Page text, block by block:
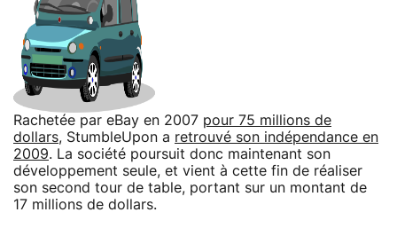
Rachetée par eBay en 2007 pour 75 millions de
dollars, StumbleUpon a retrouvé son indépendance en
2009. La société poursuit donc maintenant son
développement seule, et vient à cette fin de réaliser
son second tour de table, portant sur un montant de
17 millions de dollars.